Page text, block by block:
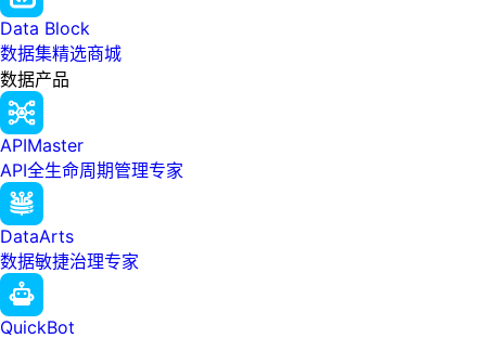
Data Block
数据集精选商城
数据产品
APIMaster
API全生命周期管理专家
DataArts
数据敏捷治理专家
QuickBot